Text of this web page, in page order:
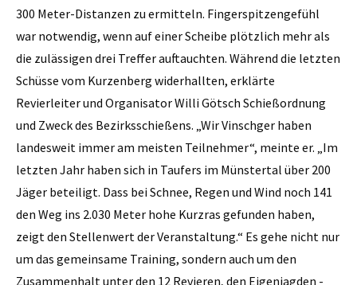
300 Meter-Distanzen zu ermitteln. Fingerspitzengefühl
war notwendig, wenn auf einer Scheibe plötzlich mehr als
die zulässigen drei Treffer auftauchten. Während die letzten
Schüsse vom Kurzenberg widerhallten, erklärte
Revierleiter und Organisator Willi Götsch Schießordnung
und Zweck des Bezirksschießens. „Wir Vinschger haben
landesweit immer am meisten Teilnehmer“, meinte er. „Im
letzten Jahr haben sich in Taufers im Münstertal über 200
Jäger beteiligt. Dass bei Schnee, Regen und Wind noch 141
den Weg ins 2.030 Meter hohe Kurzras gefunden haben,
zeigt den Stellenwert der Veranstaltung.“ Es gehe nicht nur
um das gemeinsame Training, sondern auch um den
Zusammenhalt unter den 12 Revieren, den Eigenjagden ­